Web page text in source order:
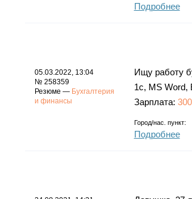
Подробнее
05.03.2022, 13:04
№ 258359
Резюме — Бухгалтерия
и финансы
Ищу работу
1с, MS Word,
Зарплата:
Город/нас. пункт:
Подробнее